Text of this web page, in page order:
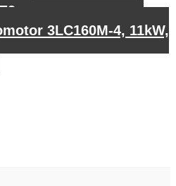
3LC160M-4, 11kW,